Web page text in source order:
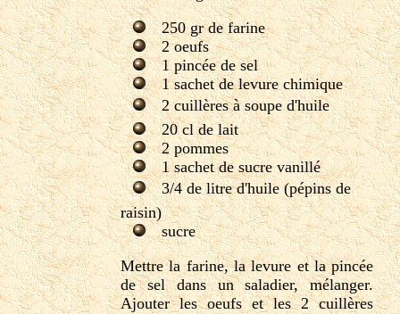
250 gr de farine
2 oeufs
1 pincée de sel
1 sachet de levure chimique
2 cuillères à soupe d'huile
20 cl de lait
2 pommes
1 sachet de sucre vanillé
3/4 de litre d'huile (pépins de
raisin)
sucre
Mettre la farine, la levure et la pincée
de sel dans un saladier, mélanger.
Ajouter les oeufs et les 2 cuillères